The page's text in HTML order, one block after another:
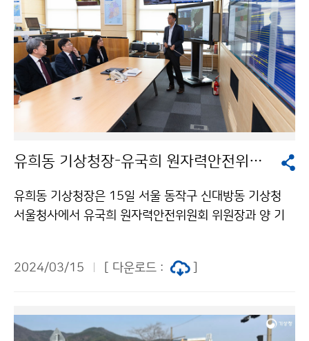
유희동 기상청장-유국희 원자력안전위원회 위원장 면담
유희동 기상청장은 15일 서울 동작구 신대방동 기상청
서울청사에서 유국희 원자력안전위원회 위원장과 양 기
2024/03/15
[ 다운로드 :